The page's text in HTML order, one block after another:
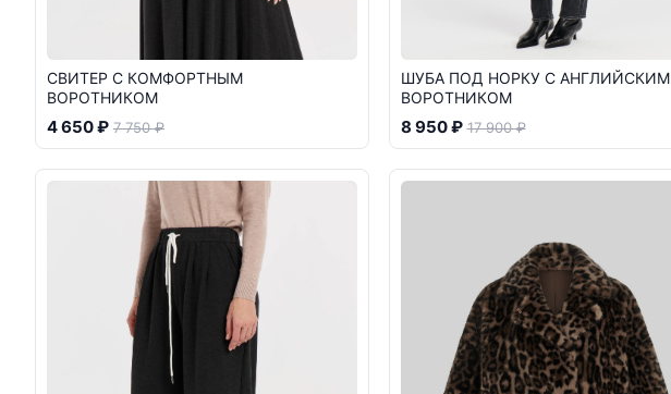
СВИТЕР С КОМФОРТНЫМ
ВОРОТНИКОМ
4 650 ₽ 7 750 ₽
ШУБА ПОД НОРКУ С АНГЛИЙСКИМ
ВОРОТНИКОМ
8 950 ₽ 17 900 ₽